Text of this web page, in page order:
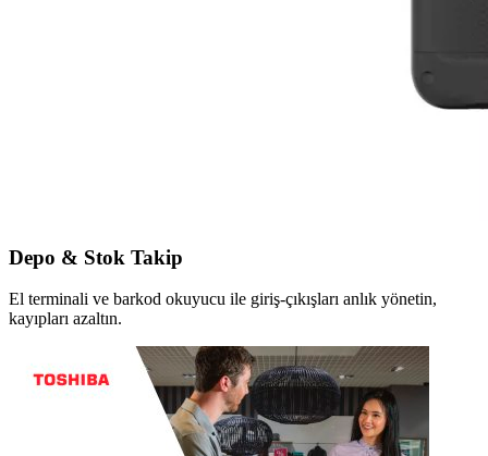
Depo & Stok Takip
El terminali ve barkod okuyucu ile giriş-çıkışları anlık yönetin,
kayıpları azaltın.